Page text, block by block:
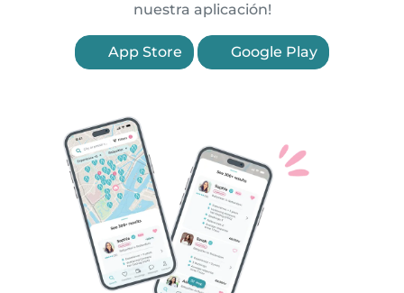
nuestra aplicación!
App Store Google Play